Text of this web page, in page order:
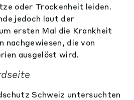
oder Trockenheit leiden.
jedoch laut der
ersten Mal die Krankheit
nachgewiesen, die von
ausgelöst wird.
Schweiz untersuchten